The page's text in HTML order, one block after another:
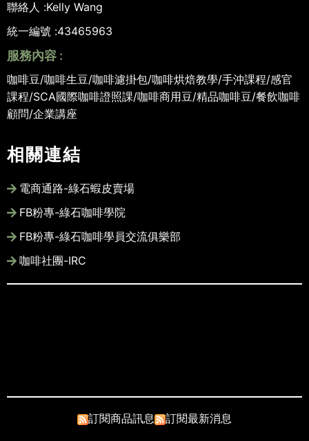
聯絡人 :Kelly Wang
統一編號 :43465963
服務內容 :
咖啡豆/咖啡生豆/咖啡濾掛包/咖啡烘焙教學/手沖課程/感官
課程/SCA國際咖啡證照課/咖啡商用豆/精品咖啡豆/餐飲咖啡
顧問/企業講座
相關連結
電商通路-綠石蝦皮賣場
FB粉專-綠石咖啡學院
FB粉專-綠石咖啡學員交流俱樂部
咖啡社團-IRC
訂閱商品訊息 訂閱最新消息